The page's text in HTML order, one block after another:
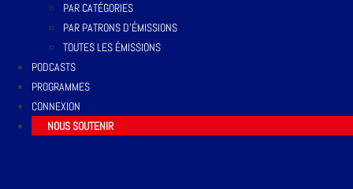
PAR CATÉGORIES
PAR PATRONS D’ÉMISSIONS
TOUTES LES ÉMISSIONS
PODCASTS
PROGRAMMES
CONNEXION
NOUS SOUTENIR